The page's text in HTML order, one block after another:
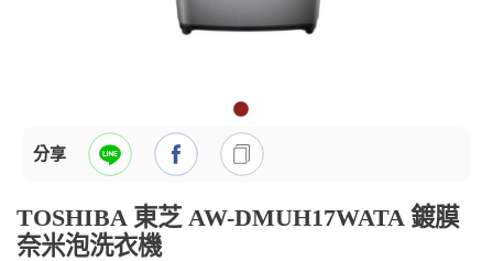
分享
TOSHIBA 東芝 AW-DMUH17WATA 鍍膜
奈米泡洗衣機